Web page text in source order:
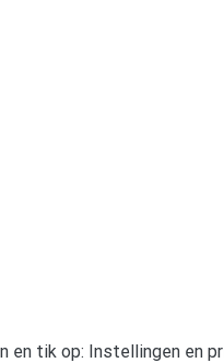
en tik op: Instellingen en